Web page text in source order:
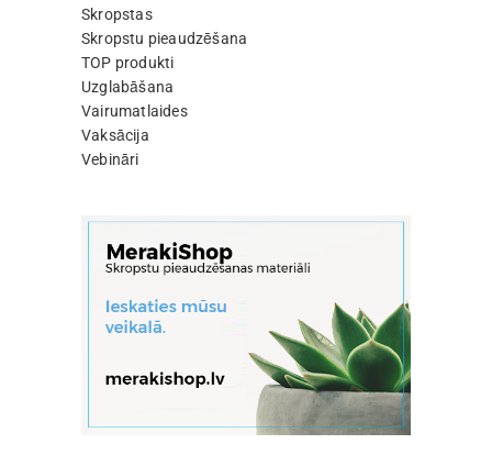
Skropstas
Skropstu pieaudzēšana
TOP produkti
Uzglabāšana
Vairumatlaides
Vaksācija
Vebināri